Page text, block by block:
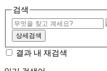
검색
상세검색
결과 내 재검색